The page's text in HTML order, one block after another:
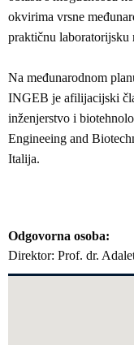
okvirima vrsne
praktičnu
Na međunarodnom
INGEB je afilijacijski
inženjerstvo i
Engineeing and
Italija.
Odgovorna osoba
Direktor: Prof. dr.